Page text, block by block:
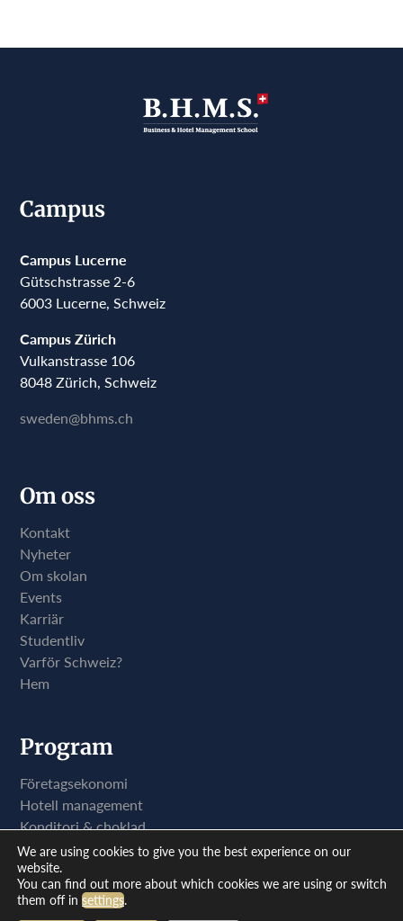
Campus
Campus Lucerne
Gütschstrasse 2-6
6003 Lucerne, Schweiz
Campus Zürich
Vulkanstrasse 106
8048 Zürich, Schweiz
sweden@bhms.ch
Om oss
Kontakt
Nyheter
Om skolan
Events
Karriär
Studentliv
Varför Schweiz?
Hem
Program
Företagsekonomi
Hotell management
Konditori & choklad
Kockutbildning
BHMS - Hotell management, företagsekonomi & kulinarisk konst
We are using cookies to give you the best experience on our
website.
You can find out more about which cookies we are using or switch
them off in settings.